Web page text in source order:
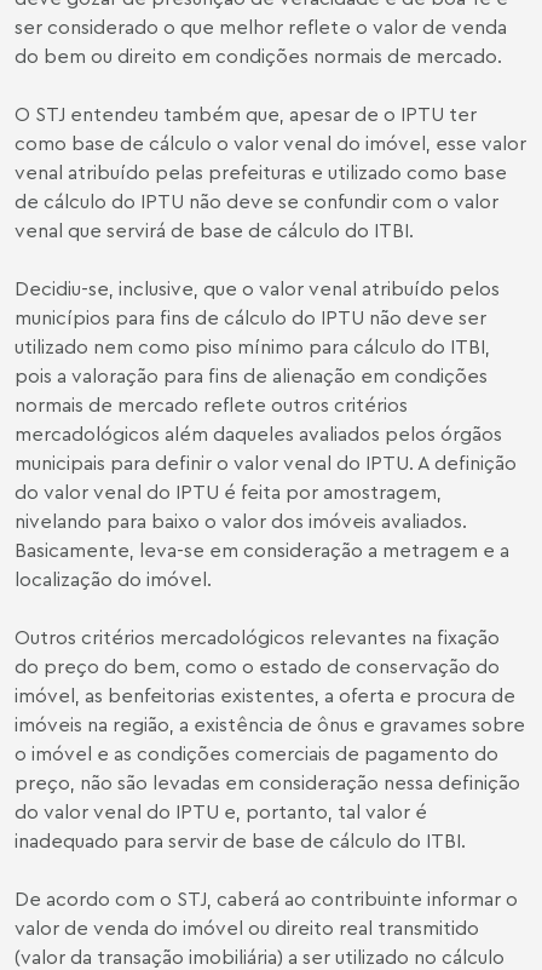
ser considerado o que melhor reflete o valor de venda
do bem ou direito em condições normais de mercado.
O STJ entendeu também que, apesar de o IPTU ter
como base de cálculo o valor venal do imóvel, esse valor
venal atribuído pelas prefeituras e utilizado como base
de cálculo do IPTU não deve se confundir com o valor
venal que servirá de base de cálculo do ITBI.
Decidiu-se, inclusive, que o valor venal atribuído pelos
municípios para fins de cálculo do IPTU não deve ser
utilizado nem como piso mínimo para cálculo do ITBI,
pois a valoração para fins de alienação em condições
normais de mercado reflete outros critérios
mercadológicos além daqueles avaliados pelos órgãos
municipais para definir o valor venal do IPTU. A definição
do valor venal do IPTU é feita por amostragem,
nivelando para baixo o valor dos imóveis avaliados.
Basicamente, leva-se em consideração a metragem e a
localização do imóvel.
Outros critérios mercadológicos relevantes na fixação
do preço do bem, como o estado de conservação do
imóvel, as benfeitorias existentes, a oferta e procura de
imóveis na região, a existência de ônus e gravames sobre
o imóvel e as condições comerciais de pagamento do
preço, não são levadas em consideração nessa definição
do valor venal do IPTU e, portanto, tal valor é
inadequado para servir de base de cálculo do ITBI.
De acordo com o STJ, caberá ao contribuinte informar o
valor de venda do imóvel ou direito real transmitido
(valor da transação imobiliária) a ser utilizado no cálculo